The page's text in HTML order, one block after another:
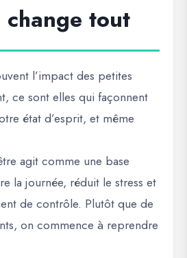
tout
l’impact des petites
ce sont elles qui façonnent
état d’esprit, et même
agit comme une base
la journée, réduit le stress et
de contrôle. Plutôt que de
on commence à reprendre